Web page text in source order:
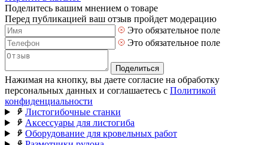
Поделитесь вашим мнением о товаре
Перед публикацией ваш отзыв пройдет модерацию
Это обязательное поле
Это обязательное поле
Поделиться
Нажимая на кнопку, вы даете согласие на обработку
персональных данных и соглашаетесь с Политикой
конфиденциальности
Листогибочные станки
Аксессуары для листогиба
Оборудование для кровельных работ